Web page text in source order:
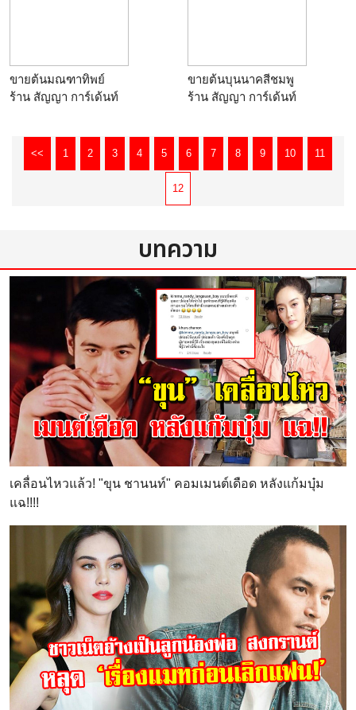
ขายต้นมณฑาทิพย์
ร้าน สัญญา การ์เด้นท์
ขายต้นบุนนาคสีชมพู
ร้าน สัญญา การ์เด้นท์
<< 1 2 3 4 5 6 7 8 9 10 11
12
บทความ
เคลื่อนไหวแล้ว! "ขุน ชานนท์" คอมเมนต์เดือด หลังแก้มบุ๋ม
แฉ!!!!